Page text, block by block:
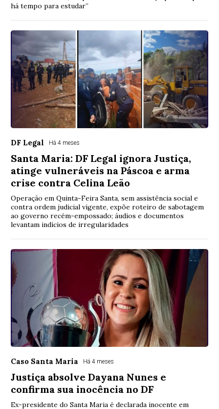
há tempo para estudar”
DF Legal Há 4 meses
Santa Maria: DF Legal ignora Justiça,
atinge vulneráveis na Páscoa e arma
crise contra Celina Leão
Operação em Quinta-Feira Santa, sem assistência social e
contra ordem judicial vigente, expõe roteiro de sabotagem
ao governo recém-empossado; áudios e documentos
levantam indícios de irregularidades
Caso Santa Maria Há 4 meses
Justiça absolve Dayana Nunes e
confirma sua inocência no DF
Ex-presidente do Santa Maria é declarada inocente em